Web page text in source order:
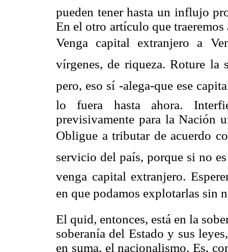
pueden tener hasta un influjo
En el otro artículo que
Venga capital extranjero a
vírgenes, de riqueza. Roture la
pero, eso sí -alega-que ese
lo fuera hasta ahora.
previsivamente para la Nación
Obligue a tributar de acuerdo
servicio del país, porque si no
venga capital extranjero.
en que podamos explotarlas sin
El quid, entonces, está en la
soberanía del Estado y sus
en suma, el nacionalismo. Es,